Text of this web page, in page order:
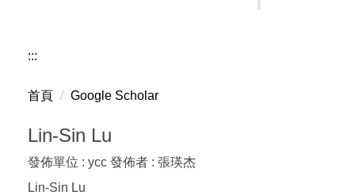
:::
首頁 Google Scholar
Lin-Sin Lu
發佈單位 : ycc 發佈者 : 張瑛杰
Lin-Sin Lu